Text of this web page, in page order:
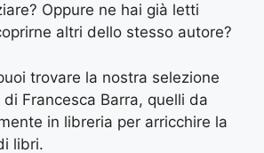
Oppure ne hai già letti
altri dello stesso autore?
trovare la nostra selezione
Francesca Barra, quelli da
in libreria per arricchire la
libri.